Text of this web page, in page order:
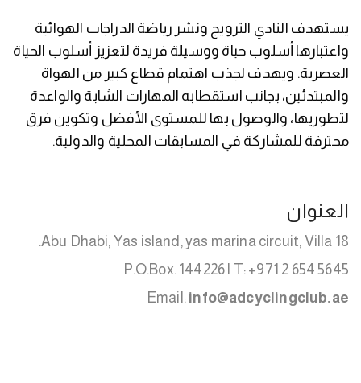
يستهدف النادي الترويج ونشر رياضة الدراجات الهوائية
واعتبارها أسلوب حياة ووسيلة فريدة لتعزيز أسلوب الحياة
العصرية. ويهدف لجذب اهتمام قطاع كبير من الهواة
والمبتدئين، بجانب استقطابه المهارات الشابة والواعدة
لتطوريها، والوصول بها للمستوى الأفضل وتكوين فرق
محترفة للمشاركة في المسابقات المحلية والدولية.
العنوان
Abu Dhabi, Yas island, yas marina circuit, Villa 18.
P.O.Box. 144226 | T: +971 2 654 5645
Email: info@adcyclingclub.ae